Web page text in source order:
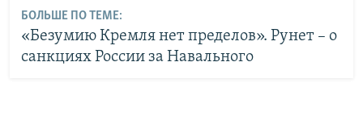
БОЛЬШЕ ПО ТЕМЕ:
«Безумию Кремля нет пределов». Рунет – о
санкциях России за Навального